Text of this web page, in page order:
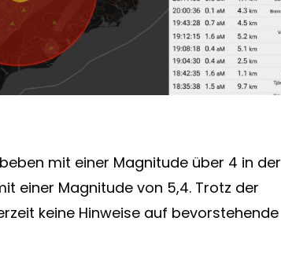
mit einer Magnitude über 4 in der
einer Magnitude von 5,4. Trotz der
keine Hinweise auf bevorstehende